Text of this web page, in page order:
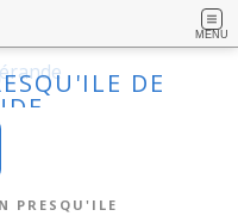
MENU
DE
PRESQU'ILE